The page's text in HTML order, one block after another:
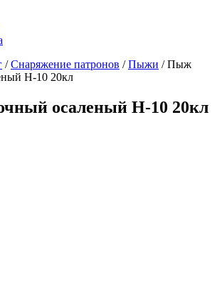
/Снаряжение патронов /Пыжи / Пыж
H-10 20кл
осаленый H-10 20кл